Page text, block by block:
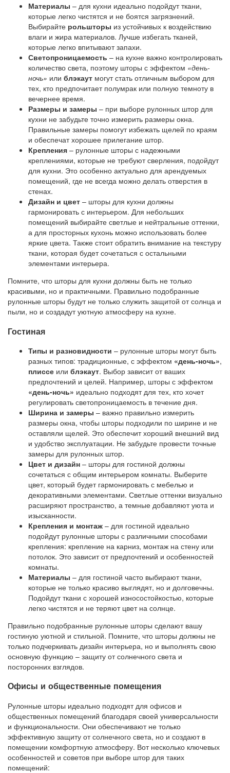
Материалы – для кухни идеально подойдут ткани,
которые легко чистятся и не боятся загрязнений.
Выбирайте рольшторы из устойчивых к воздействию
влаги и жира материалов. Лучше избегать тканей,
которые легко впитывают запахи.
Светопроницаемость – на кухне важно контролировать
количество света, поэтому шторы с эффектом «день-
ночь» или блэкаут могут стать отличным выбором для
тех, кто предпочитает полумрак или полную темноту в
вечернее время.
Размеры и замеры – при выборе рулонных штор для
кухни не забудьте точно измерить размеры окна.
Правильные замеры помогут избежать щелей по краям
и обеспечат хорошее прилегание штор.
Крепления – рулонные шторы с надежными
креплениями, которые не требуют сверления, подойдут
для кухни. Это особенно актуально для арендуемых
помещений, где не всегда можно делать отверстия в
стенах.
Дизайн и цвет – шторы для кухни должны
гармонировать с интерьером. Для небольших
помещений выбирайте светлые и нейтральные оттенки,
а для просторных кухонь можно использовать более
яркие цвета. Также стоит обратить внимание на текстуру
ткани, которая будет сочетаться с остальными
элементами интерьера.
Помните, что шторы для кухни должны быть не только
красивыми, но и практичными. Правильно подобранные
рулонные шторы будут не только служить защитой от солнца и
пыли, но и создадут уютную атмосферу на кухне.
Гостиная
Типы и разновидности – рулонные шторы могут быть
разных типов: традиционные, с эффектом «день-ночь»,
плиссе или блэкаут. Выбор зависит от ваших
предпочтений и целей. Например, шторы с эффектом
«день-ночь» идеально подходят для тех, кто хочет
регулировать светопроницаемость в течение дня.
Ширина и замеры – важно правильно измерить
размеры окна, чтобы шторы подходили по ширине и не
оставляли щелей. Это обеспечит хороший внешний вид
и удобство эксплуатации. Не забудьте провести точные
замеры для рулонных штор.
Цвет и дизайн – шторы для гостиной должны
сочетаться с общим интерьером комнаты. Выберите
цвет, который будет гармонировать с мебелью и
декоративными элементами. Светлые оттенки визуально
расширяют пространство, а темные добавляют уюта и
изысканности.
Крепления и монтаж – для гостиной идеально
подойдут рулонные шторы с различными способами
крепления: крепление на карниз, монтаж на стену или
потолок. Это зависит от предпочтений и особенностей
комнаты.
Материалы – для гостиной часто выбирают ткани,
которые не только красиво выглядят, но и долговечны.
Подойдут ткани с хорошей износостойкостью, которые
легко чистятся и не теряют цвет на солнце.
Правильно подобранные рулонные шторы сделают вашу
гостиную уютной и стильной. Помните, что шторы должны не
только подчеркивать дизайн интерьера, но и выполнять свою
основную функцию – защиту от солнечного света и
посторонних взглядов.
Офисы и общественные помещения
Рулонные шторы идеально подходят для офисов и
общественных помещений благодаря своей универсальности
и функциональности. Они обеспечивают не только
эффективную защиту от солнечного света, но и создают в
помещении комфортную атмосферу. Вот несколько ключевых
особенностей и советов при выборе штор для таких
помещений: